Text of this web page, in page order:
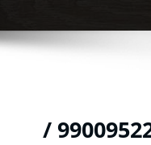
سباك صحي الخالدية / 99009522 /